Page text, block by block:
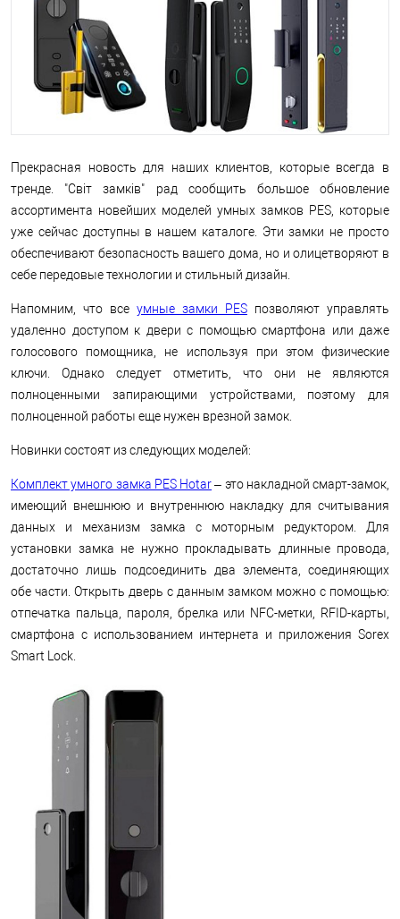
Прекрасная новость для наших клиентов, которые всегда в
тренде. "Світ замків" рад сообщить большое обновление
ассортимента новейших моделей умных замков PES, которые
уже сейчас доступны в нашем каталоге. Эти замки не просто
обеспечивают безопасность вашего дома, но и олицетворяют в
себе передовые технологии и стильный дизайн.
Напомним, что все умные замки PES позволяют управлять
удаленно доступом к двери с помощью смартфона или даже
голосового помощника, не используя при этом физические
ключи. Однако следует отметить, что они не являются
полноценными запирающими устройствами, поэтому для
полноценной работы еще нужен врезной замок.
Новинки состоят из следующих моделей:
Комплект умного замка PES Hotar– это накладной смарт-замок,
имеющий внешнюю и внутреннюю накладку для считывания
данных и механизм замка с моторным редуктором. Для
установки замка не нужно прокладывать длинные провода,
достаточно лишь подсоединить два элемента, соединяющих
обе части. Открыть дверь с данным замком можно с помощью:
отпечатка пальца, пароля, брелка или NFC-метки, RFID-карты,
смартфона с использованием интернета и приложения Sorex
Smart Lock.